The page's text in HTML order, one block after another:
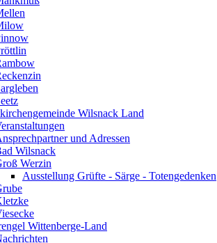
Wilsnack Land
und Adressen
Wilsnack
Werzin
Ausstellung Grüfte - Särge - Totengedenken
Wittenberge-Land